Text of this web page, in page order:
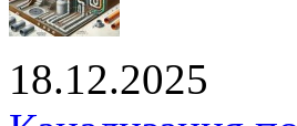
18.12.2025